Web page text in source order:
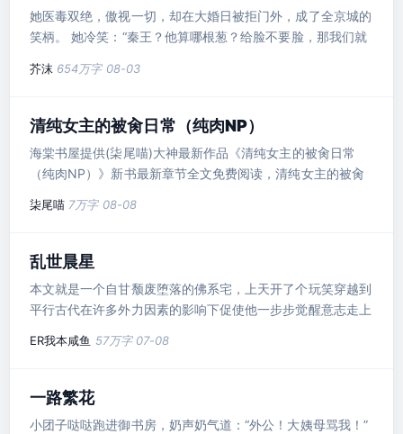
医院，揽尽天下
她医毒双绝，傲视一切，却在大婚日被拒门外，成了全京城的
笑柄。 她冷笑：“秦王？他算哪根葱？给脸不要脸，那我们就
鼓，腿都伸不直了。 “哇塞，哪来的谪仙美颜，这身材前凸后
人，你看够了没？” 某女一本正经：“男人，要给你解毒当然得
宜。” 说
芥沫 654万字 08-03
清纯女主的被肏日常（纯肉NP）
海棠书屋提供(柒尾喵)大神最新作品《清纯女主的被肏日常
（纯肉NP）》新书最新章节全文免费阅读，清纯女主的被肏
耽美文吧，清纯女主的被肏日常（纯肉NP）无弹窗！本站最
柒尾喵 7万字 08-08
乱世晨星
本文就是一个自甘颓废堕落的佛系宅，上天开了个玩笑穿越到
平行古代在许多外力因素的影响下促使他一步步觉醒意志走上
笔一般，不求其它，只求不骂。
ER我本咸鱼 57万字 07-08
一路繁花
小团子哒哒跑进御书房，奶声奶气道：“外公！大姨母骂我！”